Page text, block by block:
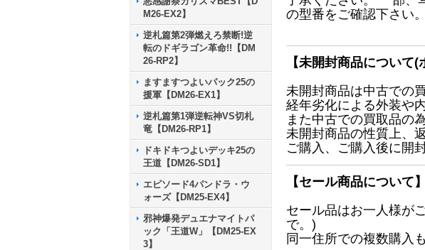
M26-EX2】
逆札篇第2弾燃えろ禁断!逆
転のドギラゴン革命!!【DM
26-RP2】
ますますつよいパック25の
援軍【DM26-EX1】
逆札篇第1弾逆転神VS切札
竜【DM26-RP1】
ドキドキつよいデッキ25の
王道【DM26-SD1】
エピソード4パンドラ・ウ
ォーズ【DM25-EX4】
邪神爆発デュエナマイトパ
ック「王道W」【DM25-EX
3】
の型番をご確認下さい。
【未開封商品について
未開封商品は中古での
経年劣化による外装や
また中古での買取品の
未開封商品の性質上、
ご購入、ご購入後に開
【セール商品について】
セール品はお一人様が
で。)
同一住所での複数購入